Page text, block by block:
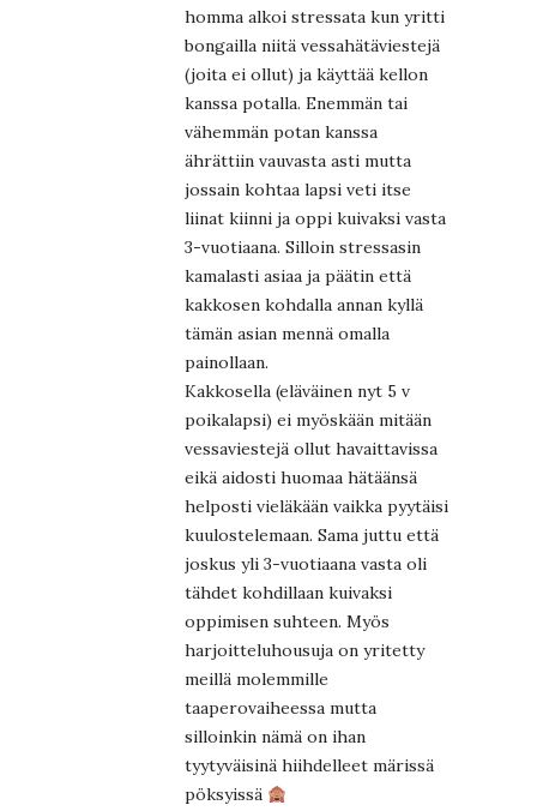
homma alkoi stressata kun yritti
bongailla niitä vessahätäviestejä
(joita ei ollut) ja käyttää kellon
kanssa potalla. Enemmän tai
vähemmän potan kanssa
ährättiin vauvasta asti mutta
jossain kohtaa lapsi veti itse
liinat kiinni ja oppi kuivaksi vasta
3-vuotiaana. Silloin stressasin
kamalasti asiaa ja päätin että
kakkosen kohdalla annan kyllä
tämän asian mennä omalla
painollaan.
Kakkosella (eläväinen nyt 5 v
poikalapsi) ei myöskään mitään
vessaviestejä ollut havaittavissa
eikä aidosti huomaa hätäänsä
helposti vieläkään vaikka pyytäisi
kuulostelemaan. Sama juttu että
joskus yli 3-vuotiaana vasta oli
tähdet kohdillaan kuivaksi
oppimisen suhteen. Myös
harjoitteluhousuja on yritetty
meillä molemmille
taaperovaiheessa mutta
silloinkin nämä on ihan
tyytyväisinä hiihdelleet märissä
pöksyissä